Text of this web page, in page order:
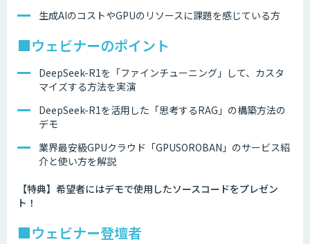
生成AIのコストやGPUのリソースに課題を感じている方
■ウェビナーのポイント
DeepSeek-R1を「ファインチューニング」して、カスタ
マイズする方法を実演
DeepSeek-R1を活用した「思考するRAG」の構築方法の
デモ
業界最安級GPUクラウド「GPUSOROBAN」のサービス紹
介と使い方を解説
【特典】希望者にはデモで使用したソースコードをプレゼン
ト！
■ウェビナー登壇者